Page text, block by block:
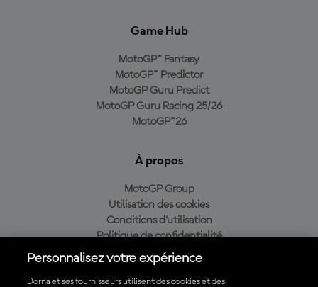
Game Hub
MotoGP™ Fantasy
MotoGP™ Predictor
MotoGP Guru Predict
MotoGP Guru Racing 25/26
MotoGP™26
À propos
MotoGP Group
Utilisation des cookies
Conditions d'utilisation
Politique de confidentialité
Politique d’achat
Personnalisez votre expérience
Dorna et ses fournisseurs utilisent des cookies et des